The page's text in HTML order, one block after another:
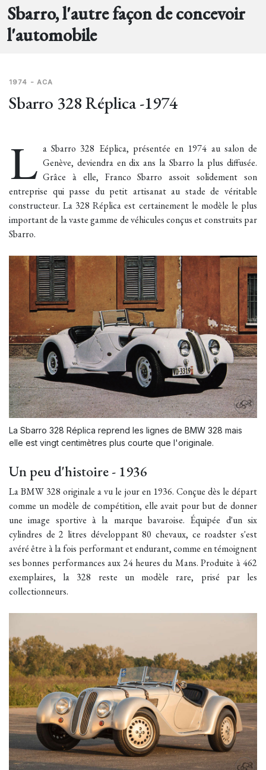
Sbarro, l'autre façon de concevoir
l'automobile
1974 - ACA
Sbarro 328 Réplica -1974
L a Sbarro 328 Eéplica, présentée en 1974 au salon de
Genève, deviendra en dix ans la Sbarro la plus diffusée.
Grâce à elle, Franco Sbarro assoit solidement son
entreprise qui passe du petit artisanat au stade de véritable
constructeur. La 328 Réplica est certainement le modèle le plus
important de la vaste gamme de véhicules conçus et construits par
Sbarro.
La Sbarro 328 Réplica reprend les lignes de BMW 328 mais
elle est vingt centimètres plus courte que l'originale.
Un peu d'histoire - 1936
La BMW 328 originale a vu le jour en 1936. Conçue dès le départ
comme un modèle de compétition, elle avait pour but de donner
une image sportive à la marque bavaroise. Équipée d'un six
cylindres de 2 litres développant 80 chevaux, ce roadster s'est
avéré être à la fois performant et endurant, comme en témoignent
ses bonnes performances aux 24 heures du Mans. Produite à 462
exemplaires, la 328 reste un modèle rare, prisé par les
collectionneurs.